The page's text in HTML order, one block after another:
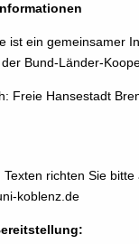
ist ein gemeinsamer
Bund-Länder-
Freie Hansestadt
richten Sie bitte
koblenz.de